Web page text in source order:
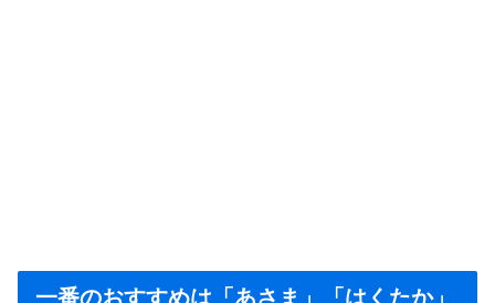
一番のおすすめは「あさま」「はくたか」